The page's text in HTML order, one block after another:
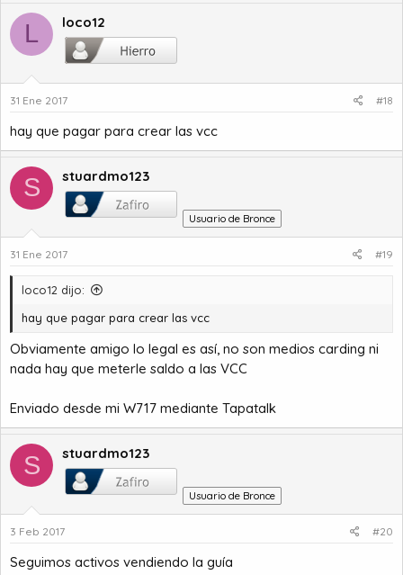
L loco12
31 Ene 2017 #18
hay que pagar para crear las vcc
S stuardmo123
Usuario de Bronce
31 Ene 2017 #19
loco12 dijo:
hay que pagar para crear las vcc
Obviamente amigo lo legal es así, no son medios carding ni
nada hay que meterle saldo a las VCC
Enviado desde mi W717 mediante Tapatalk
S stuardmo123
Usuario de Bronce
3 Feb 2017 #20
Seguimos activos vendiendo la guía